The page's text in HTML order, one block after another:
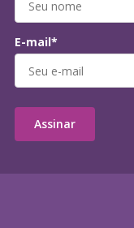
E-mail*
Assinar